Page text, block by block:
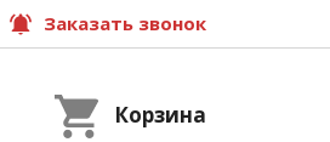
Заказать звонок
Корзина